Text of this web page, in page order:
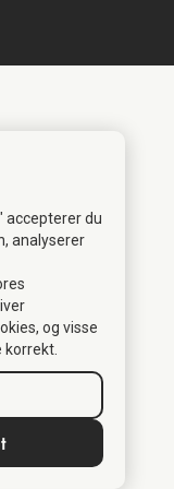
accepterer du
analyserer
og visse
rejser,
hjælper folk med at
indsigt,
bruge - ikke kun